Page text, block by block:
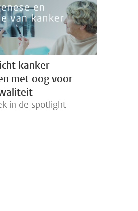
kanker
met oog voor
in de spotlight